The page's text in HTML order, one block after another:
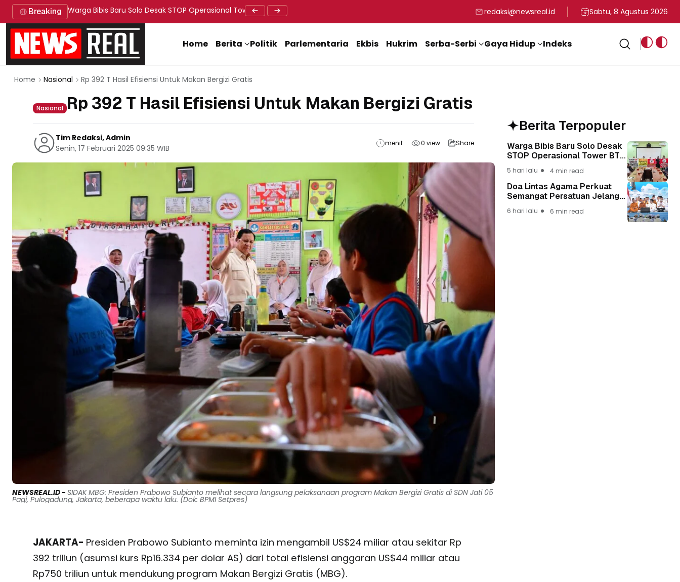
Breaking Warga Bibis Baru Solo Desak STOP Operasional Tower BTS, Diwa : Nyawa dan Keselamatan Warga Lebih Berharga
Doa Lintas Agama Perkuat Semangat Persatuan Jelang HUT ke-81 Kemerdekaan RIDukung MBG, Kadin Apresiasi Kepemimpinan Presiden Prabowo yang
Staf Khusus Menag RI
redaksi@newsreal.id Sabtu, 8 Agustus 2026
Home Berita Politik Parlementaria Ekbis Hukrim Serba-Serbi Gaya Hidup Indeks
Home Nasional Rp 392 T Hasil Efisiensi Untuk Makan Bergizi Gratis
Nasional Rp 392 T Hasil Efisiensi Untuk Makan Bergizi Gratis
Tim Redaksi, Admin
Senin, 17 Februari 2025 09:35 WIB
menit 0view Share
NEWSREAL.ID -SIDAK MBG: Presiden Prabowo Subianto melihat secara langsung pelaksanaan program Makan Bergizi Gratis di SDN Jati 05
Pagi, Pulogadung, Jakarta, beberapa waktu lalu. (Dok: BPMI Setpres)
JAKARTA- Presiden Prabowo Subianto meminta izin mengambil US$24 miliar atau sekitar Rp
392 triliun (asumsi kurs Rp16.334 per dolar AS) dari total efisiensi anggaran US$44 miliar atau
Rp750 triliun untuk mendukung program Makan Bergizi Gratis (MBG).
Berita Terpopuler
Warga Bibis Baru Solo Desak
STOP Operasional Tower BTS,
Keselamatan Warga Lebih
Berharga
5 hari lalu 4 min read
Doa Lintas Agama Perkuat
Semangat Persatuan Jelang
6 hari lalu 6 min read